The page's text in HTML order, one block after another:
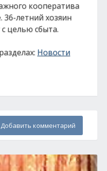
кооператива
летний хозяин
целью сбыта.
Новости
Добавить комментарий